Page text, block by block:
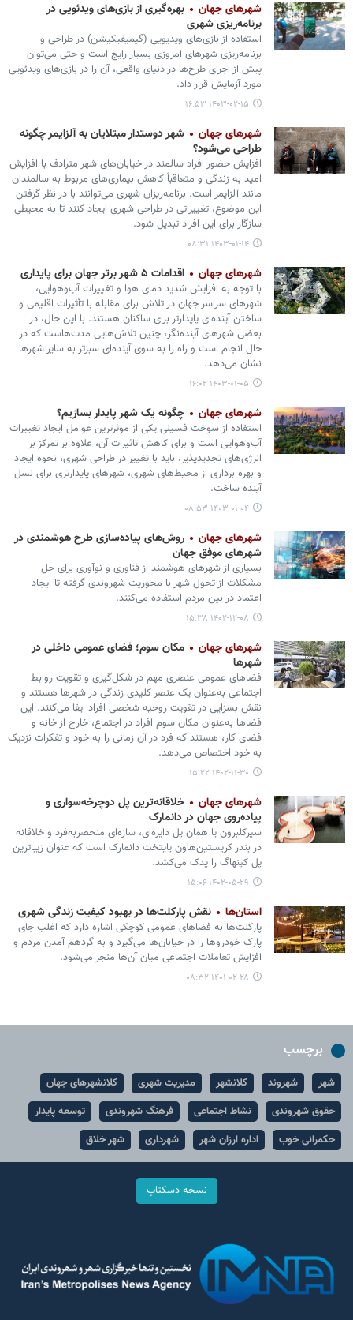
شهرهای جهان
بهره‌گیری از بازی‌های ویدئویی در
برنامه‌ریزی شهری
استفاده از بازی‌های ویدیویی (گیمیفیکیشن) در طراحی و
برنامه‌ریزی شهرهای امروزی بسیار رایج است و حتی می‌توان
پیش از اجرای طرح‌ها در دنیای واقعی، آن را در بازی‌های ویدئویی
مورد آزمایش قرار داد.
۱۴۰۳-۰۲-۱۵ ۱۶:۵۳
شهرهای جهان
شهر دوستدار مبتلایان به آلزایمر چگونه
طراحی می‌شود؟
افزایش حضور افراد سالمند در خیابان‌های شهر مترادف با افزایش
امید به زندگی و متعاقباً کاهش بیماری‌های مربوط به سالمندان
مانند آلزایمر است. برنامه‌ریزان شهری می‌توانند با در نظر گرفتن
این موضوع، تغییراتی در طراحی شهری ایجاد کنند تا به محیطی
سازگار برای این افراد تبدیل شود.
۱۴۰۳-۰۱-۱۴ ۰۸:۳۱
شهرهای جهان اقدامات ۵ شهر برتر جهان برای پایداری
با توجه به افزایش شدید دمای هوا و تغییرات آب‌وهوایی،
شهرهای سراسر جهان در تلاش برای مقابله با تأثیرات اقلیمی و
ساختن آینده‌ای پایدارتر برای ساکنان هستند. با این حال، در
بعضی شهرهای آینده‌نگر، چنین تلاش‌هایی مدت‌هاست که در
حال انجام است و راه را به سوی آینده‌ای سبزتر به سایر شهرها
نشان می‌دهد.
۱۴۰۳-۰۱-۰۵ ۱۶:۰۲
شهرهای جهان چگونه یک شهر پایدار بسازیم؟
استفاده از سوخت فسیلی یکی از موثرترین عوامل ایجاد تغییرات
آب‌وهوایی است و برای کاهش تاثیرات آن، علاوه بر تمرکز بر
انرژی‌های تجدیدپذیر، باید با تغییر در طراحی شهری، نحوه ایجاد
و بهره برداری از محیط‌های شهری، شهرهای پایدارتری برای نسل
آینده ساخت.
۱۴۰۳-۰۱-۰۴ ۰۸:۵۳
شهرهای جهان
روش‌های پیاده‌سازی طرح هوشمندی در
شهرهای موفق جهان
بسیاری از شهرهای هوشمند از فناوری و نوآوری برای حل
مشکلات از تحول شهر با محوریت شهروندی گرفته تا ایجاد
اعتماد در بین مردم استفاده می‌کنند.
۱۴۰۲-۱۲-۰۸ ۱۵:۳۸
شهرهای جهان
مکان سوم؛ فضای عمومی داخلی در
شهرها
فضاهای عمومی عنصری مهم در شکل‌گیری و تقویت روابط
اجتماعی به‌عنوان یک عنصر کلیدی زندگی در شهرها هستند و
نقش بسزایی در تقویت روحیه شخصی افراد ایفا می‌کنند. این
فضاها به‌عنوان مکان سوم افراد در اجتماع، خارج از خانه و
فضای کار، هستند که فرد در آن زمانی را به خود و تفکرات نزدیک
به خود اختصاص می‌دهد.
۱۴۰۲-۱۱-۳۰ ۱۵:۲۲
شهرهای جهان
خلاقانه‌ترین پل دوچرخه‌سواری و
پیاده‌روی جهان در دانمارک
سیرکلبرون یا همان پل دایره‌ای، سازه‌ای منحصربه‌فرد و خلاقانه
در بندر کریستین‌هاون پایتخت دانمارک است که عنوان زیباترین
پل کپنهاگ را یدک می‌کشد.
۱۴۰۲-۰۵-۲۹ ۱۵:۰۶
استان‌ها نقش پارکلت‌ها در بهبود کیفیت زندگی شهری
پارکلت‌ها به فضاهای عمومی کوچکی اشاره دارد که اغلب جای
پارک خودروها را در خیابان‌ها می‌گیرد و به گردهم آمدن مردم و
افزایش تعاملات اجتماعی میان آن‌ها منجر می‌شود.
۱۴۰۱-۰۲-۲۸ ۰۸:۳۲
برچسب
شهر شهروند کلانشهر مدیریت شهری
کلانشهرهای جهان
حقوق شهروندی
نشاط اجتماعی فرهنگ شهروندی
توسعه پایدار
حکمرانی خوب
اداره ارزان شهر شهرداری شهر خلاق
نسخه دسکتاپ